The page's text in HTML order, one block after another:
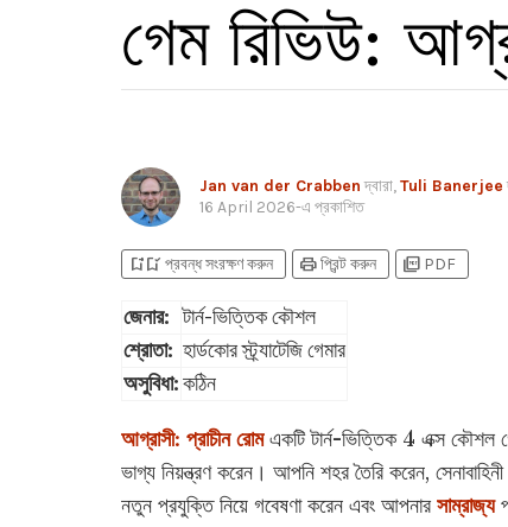
গেম রিভিউ:
Jan van der Crabbenদ্বারা,Tuli Banerjee
16 April 2026-এ প্রকাশিত
bookmark_addbookmark_added প্রবন্ধ সংরক্ষণ করুন printপ্রিন্ট করুন picture_as_pdf PDF
জেনার: টার্ন-ভিত্তিক কৌশল
শ্রোতা: হার্ডকোর স্ট্র্যাটেজি গেমার
অসুবিধা:কঠিন
আগ্রাসী: প্রাচীন রোমএকটি টার্ন-ভিত্তিক 4 এক্স কৌশল
ভাগ্য নিয়ন্ত্রণ করেন। আপনি শহর তৈরি করেন,
নতুন প্রযুক্তি নিয়ে গবেষণা করেন এবং আপনার সাম্রাজ্য